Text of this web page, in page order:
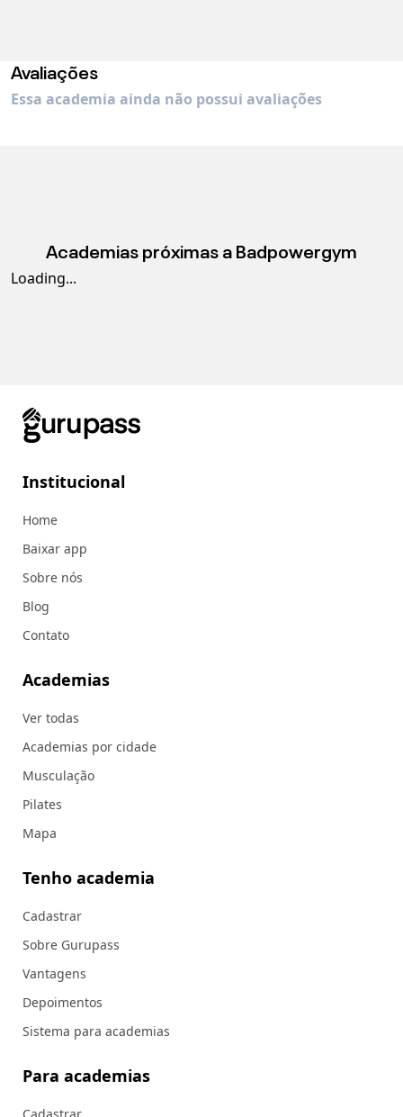
Avaliações
Essa academia ainda não possui avaliações
Academias próximas a Badpowergym
Loading...
Institucional
Home
Baixar app
Sobre nós
Blog
Contato
Academias
Ver todas
Academias por cidade
Musculação
Pilates
Mapa
Tenho academia
Cadastrar
Sobre Gurupass
Vantagens
Depoimentos
Sistema para academias
Para academias